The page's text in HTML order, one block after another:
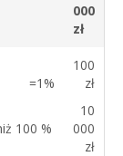
000
zł
=1%
100 %
100
zł
10
000
zł